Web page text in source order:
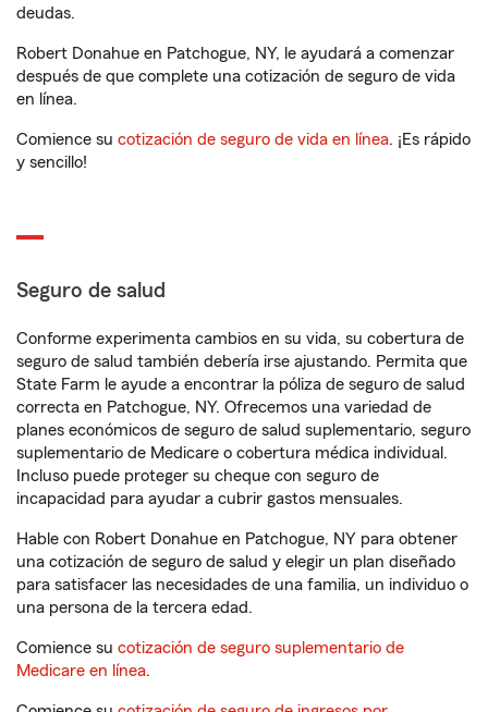
deudas.
Robert Donahue en Patchogue, NY, le ayudará a comenzar
después de que complete una cotización de seguro de vida
en línea.
Comience su cotización de seguro de vida en línea. ¡Es rápido
y sencillo!
Seguro de salud
Conforme experimenta cambios en su vida, su cobertura de
seguro de salud también debería irse ajustando. Permita que
State Farm le ayude a encontrar la póliza de seguro de salud
correcta en Patchogue, NY. Ofrecemos una variedad de
planes económicos de seguro de salud suplementario, seguro
suplementario de Medicare o cobertura médica individual.
Incluso puede proteger su cheque con seguro de
incapacidad para ayudar a cubrir gastos mensuales.
Hable con Robert Donahue en Patchogue, NY para obtener
una cotización de seguro de salud y elegir un plan diseñado
para satisfacer las necesidades de una familia, un individuo o
una persona de la tercera edad.
Comience su cotización de seguro suplementario de
Medicare en línea.